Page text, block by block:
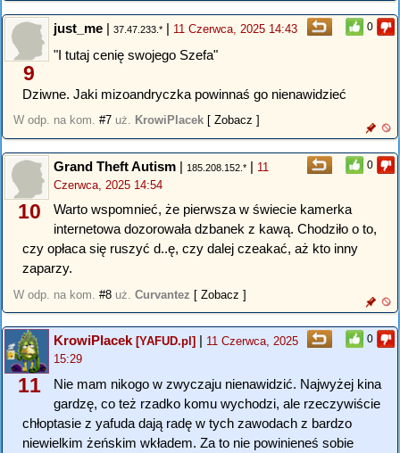
0
9
just_me | 37.47.233.* | 11 Czerwca, 2025 14:43
"I tutaj cenię swojego Szefa"
Dziwne. Jaki mizoandryczka powinnaś go nienawidzieć
W odp. na kom. #7 uż. KrowiPlacek [ Zobacz ]
0
10
Grand Theft Autism | 185.208.152.* | 11
Czerwca, 2025 14:54
Warto wspomnieć, że pierwsza w świecie kamerka
internetowa dozorowała dzbanek z kawą. Chodziło o to,
czy opłaca się ruszyć d..ę, czy dalej czeakać, aż kto inny
zaparzy.
W odp. na kom. #8 uż. Curvantez [ Zobacz ]
0
11
KrowiPlacek[YAFUD.pl] | 11 Czerwca, 2025
15:29
Nie mam nikogo w zwyczaju nienawidzić. Najwyżej kina
gardzę, co też rzadko komu wychodzi, ale rzeczywiście
chłoptasie z yafuda dają radę w tych zawodach z bardzo
niewielkim żeńskim wkładem. Za to nie powinieneś sobie